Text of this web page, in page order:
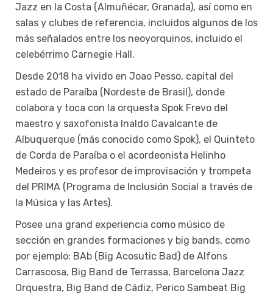
Jazz en la Costa (Almuñécar, Granada), así como en
salas y clubes de referencia, incluidos algunos de los
más señalados entre los neoyorquinos, incluido el
celebérrimo Carnegie Hall.
Desde 2018 ha vivido en Joao Pesso, capital del
estado de Paraíba (Nordeste de Brasil), donde
colabora y toca con la orquesta Spok Frevo del
maestro y saxofonista Inaldo Cavalcante de
Albuquerque (más conocido como Spok), el Quinteto
de Corda de Paraíba o el acordeonista Helinho
Medeiros y es profesor de improvisación y trompeta
del PRIMA (Programa de Inclusión Social a través de
la Música y las Artes).
Posee una grand experiencia como músico de
sección en grandes formaciones y big bands, como
por ejemplo: BAb (Big Acosutic Bad) de Alfons
Carrascosa, Big Band de Terrassa, Barcelona Jazz
Orquestra, Big Band de Cádiz, Perico Sambeat Big